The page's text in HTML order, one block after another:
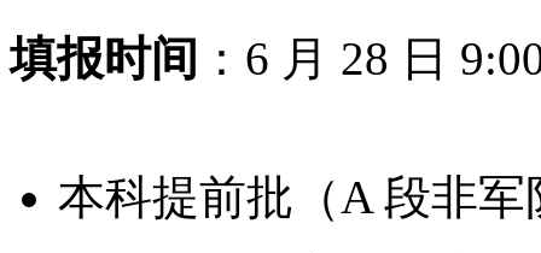
填报时间 ：6 月 28 日
本科提前批（A 段非